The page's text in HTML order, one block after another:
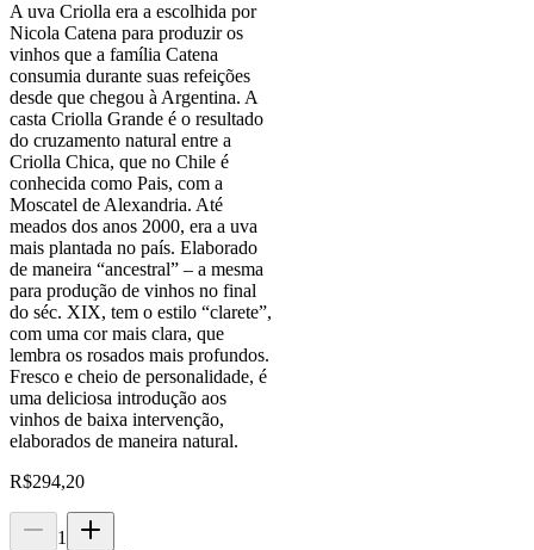
A uva Criolla era a escolhida por
Nicola Catena para produzir os
vinhos que a família Catena
consumia durante suas refeições
desde que chegou à Argentina. A
casta Criolla Grande é o resultado
do cruzamento natural entre a
Criolla Chica, que no Chile é
conhecida como Pais, com a
Moscatel de Alexandria. Até
meados dos anos 2000, era a uva
mais plantada no país. Elaborado
de maneira “ancestral” – a mesma
para produção de vinhos no final
do séc. XIX, tem o estilo “clarete”,
com uma cor mais clara, que
lembra os rosados mais profundos.
Fresco e cheio de personalidade, é
uma deliciosa introdução aos
vinhos de baixa intervenção,
elaborados de maneira natural.
R$294,20
1